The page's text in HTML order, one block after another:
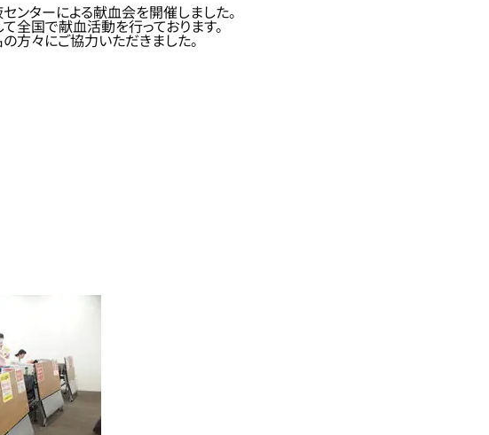
ンターによる献血会を開催しました。
全国で献血活動を行っております。
方々にご協力いただきました。